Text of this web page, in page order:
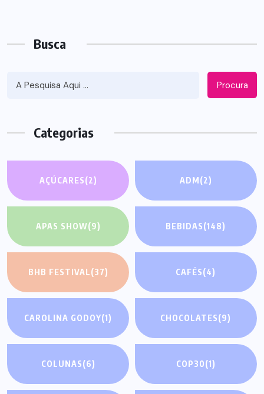
Busca
Procura
Categorias
AÇÚCARES(2) ADM(2)
APAS SHOW(9) BEBIDAS(148)
BHB FESTIVAL(37) CAFÉS(4)
CAROLINA GODOY(1) CHOCOLATES(9)
COLUNAS(6) COP30(1)